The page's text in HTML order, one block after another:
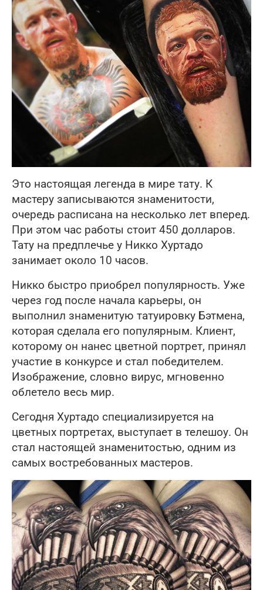
Это настоящая легенда в мире тату. К
мастеру записываются знаменитости,
очередь расписана на несколько лет вперед.
При этом час работы стоит 450 долларов.
Тату на предплечье у Никко Хуртадо
занимает около 10 часов.
Никко быстро приобрел популярность. Уже
через год после начала карьеры, он
выполнил знаменитую татуировку Бэтмена,
которая сделала его популярным. Клиент,
которому он нанес цветной портрет, принял
участие в конкурсе и стал победителем.
Изображение, словно вирус, мгновенно
облетело весь мир.
Сегодня Хуртадо специализируется на
цветных портретах, выступает в телешоу. Он
стал настоящей знаменитостью, одним из
самых востребованных мастеров.